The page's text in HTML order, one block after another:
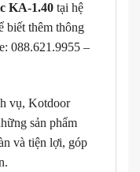
KA-1.40 tại hệ
biết thêm thông
088.621.9955 –
vụ, Kotdoor
sản phẩm
và tiện lợi, góp